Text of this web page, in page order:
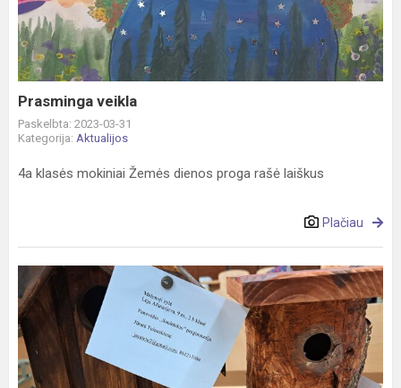
Prasminga veikla
Paskelbta: 2023-03-31
Kategorija: Aktualijos
4a klasės mokiniai Žemės dienos proga rašė laiškus
Plačiau
Sparnuočiams
–
nauji
namai